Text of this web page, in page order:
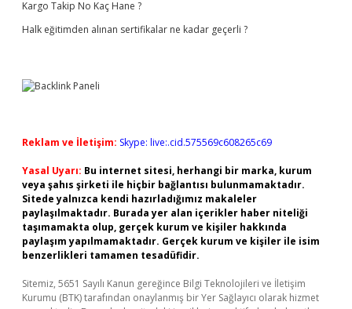
Kargo Takip No Kaç Hane ?
Halk eğitimden alınan sertifikalar ne kadar geçerli ?
Reklam ve İletişim: Skype: live:.cid.575569c608265c69
Yasal Uyarı: Bu internet sitesi, herhangi bir marka, kurum
veya şahıs şirketi ile hiçbir bağlantısı bulunmamaktadır.
Sitede yalnızca kendi hazırladığımız makaleler
paylaşılmaktadır. Burada yer alan içerikler haber niteliği
taşımamakta olup, gerçek kurum ve kişiler hakkında
paylaşım yapılmamaktadır. Gerçek kurum ve kişiler ile isim
benzerlikleri tamamen tesadüfidir.
Sitemiz, 5651 Sayılı Kanun gereğince Bilgi Teknolojileri ve İletişim
Kurumu (BTK) tarafından onaylanmış bir Yer Sağlayıcı olarak hizmet